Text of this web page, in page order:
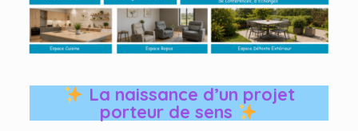
La naissance d’un projet
porteur de sens